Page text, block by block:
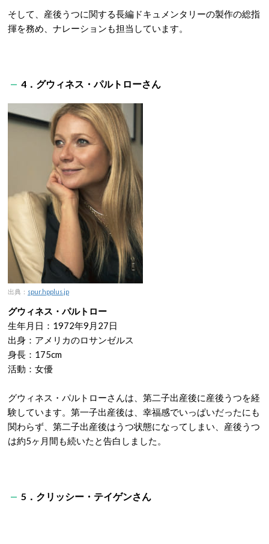
そして、産後うつに関する長編ドキュメンタリーの製作の総指
揮を務め、ナレーションも担当しています。
4．グウィネス・パルトローさん
出典： spur.hpplus.jp
グウィネス・パルトロー
生年月日：1972年9月27日
出身：アメリカのロサンゼルス
身長：175cm
活動：女優
グウィネス・パルトローさんは、第二子出産後に産後うつを経
験しています。第一子出産後は、幸福感でいっぱいだったにも
関わらず、第二子出産後はうつ状態になってしまい、産後うつ
は約5ヶ月間も続いたと告白しました。
5．クリッシー・テイゲンさん